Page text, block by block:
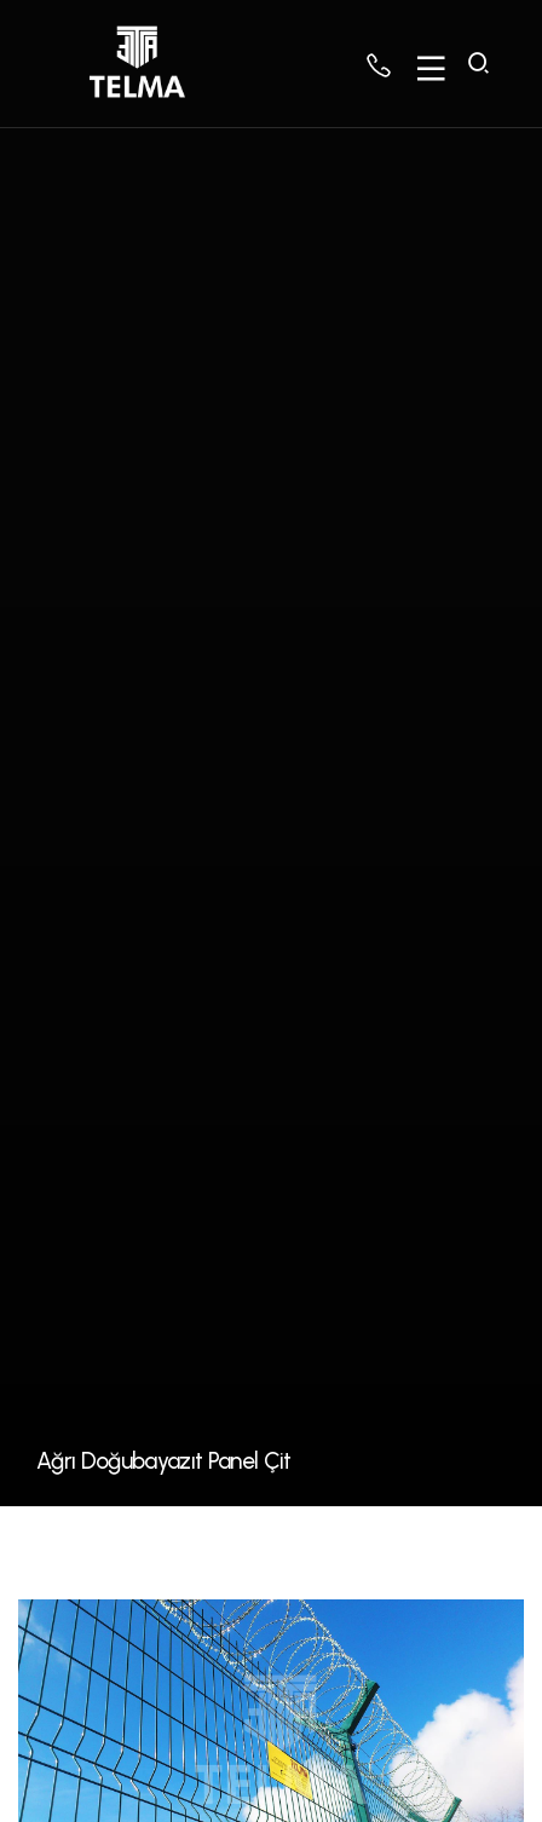
Ağrı Doğubayazıt Panel Çit